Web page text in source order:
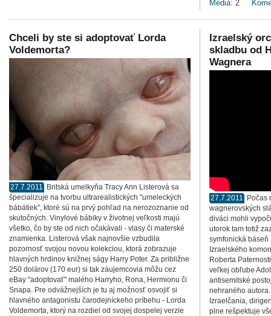
Médiá: 2
Chceli by ste si adoptovať Lorda
Voldemorta?
27.7.2011
Britská umelkyňa Tracy Ann Listerová sa
špecializuje na tvorbu ultrarealistických "umeleckých
bábätiek", ktoré sú na prvý pohľad na nerozoznanie od
skutočných. Vinylové bábiky v životnej veľkosti majú
všetko, čo by ste od nich očakávali - vlasy či materské
znamienka. Listerová však najnovšie vzbudila
pozornosť svojou novou kolekciou, ktorá zobrazuje
hlavných hrdinov knižnej ságy Harry Poter. Za približne
250 dolárov (170 eur) si tak záujemcovia môžu cez
eBay "adoptovať" malého Harryho, Rona, Hermionu či
Snapa. Pre odvážnejších je tu aj možnosť osvojiť si
hlavného antagonistu čarodejníckeho príbehu - Lorda
Voldemorta, ktorý na rozdiel od svojej dospelej verzie
Izraelský
skladbu od
Wagnera
27.7.2011
Počas
wagnerovských
diváci mohli
utorok tam totiž
symfonická
Izraelského
Roberta
veľkej obľube
antisemitské
nehraného
Izraelčania,
plne rešpektuje